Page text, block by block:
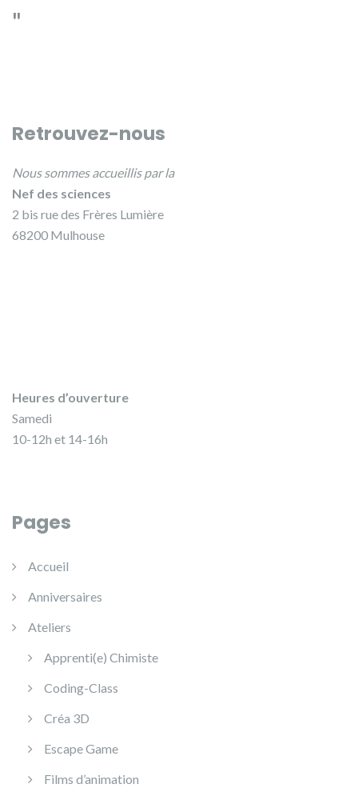
Retrouvez-nous
Nous sommes accueillis par la
Nef des sciences
2 bis rue des Frères Lumière
68200 Mulhouse
Heures d’ouverture
Samedi
10-12h et 14-16h
Pages
Accueil
Anniversaires
Ateliers
Apprenti(e) Chimiste
Coding-Class
Créa 3D
Escape Game
Films d’animation